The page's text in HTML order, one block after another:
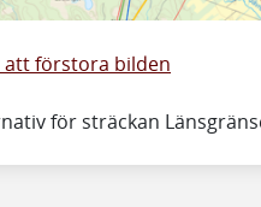
att förstora bilden
för sträckan